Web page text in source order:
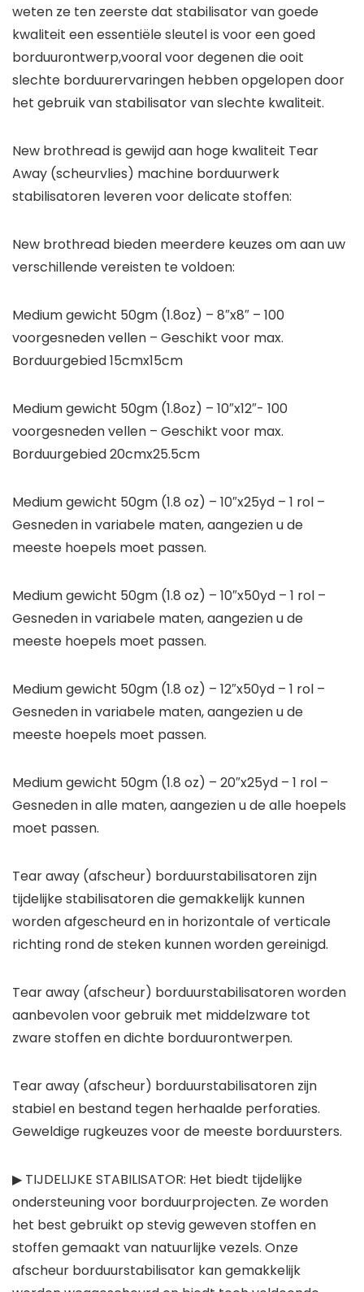
weten ze ten zeerste dat stabilisator van goede
kwaliteit een essentiële sleutel is voor een goed
borduurontwerp,vooral voor degenen die ooit
slechte borduurervaringen hebben opgelopen door
het gebruik van stabilisator van slechte kwaliteit.
New brothread is gewijd aan hoge kwaliteit Tear
Away (scheurvlies) machine borduurwerk
stabilisatoren leveren voor delicate stoffen:
New brothread bieden meerdere keuzes om aan uw
verschillende vereisten te voldoen:
Medium gewicht 50gm (1.8oz) – 8″x8″ – 100
voorgesneden vellen – Geschikt voor max.
Borduurgebied 15cmx15cm
Medium gewicht 50gm (1.8oz) – 10″x12″- 100
voorgesneden vellen – Geschikt voor max.
Borduurgebied 20cmx25.5cm
Medium gewicht 50gm (1.8 oz) – 10″x25yd – 1 rol –
Gesneden in variabele maten, aangezien u de
meeste hoepels moet passen.
Medium gewicht 50gm (1.8 oz) – 10″x50yd – 1 rol –
Gesneden in variabele maten, aangezien u de
meeste hoepels moet passen.
Medium gewicht 50gm (1.8 oz) – 12″x50yd – 1 rol –
Gesneden in variabele maten, aangezien u de
meeste hoepels moet passen.
Medium gewicht 50gm (1.8 oz) – 20″x25yd – 1 rol –
Gesneden in alle maten, aangezien u de alle hoepels
moet passen.
Tear away (afscheur) borduurstabilisatoren zijn
tijdelijke stabilisatoren die gemakkelijk kunnen
worden afgescheurd en in horizontale of verticale
richting rond de steken kunnen worden gereinigd.
Tear away (afscheur) borduurstabilisatoren worden
aanbevolen voor gebruik met middelzware tot
zware stoffen en dichte borduurontwerpen.
Tear away (afscheur) borduurstabilisatoren zijn
stabiel en bestand tegen herhaalde perforaties.
Geweldige rugkeuzes voor de meeste borduursters.
▶ TIJDELIJKE STABILISATOR: Het biedt tijdelijke
ondersteuning voor borduurprojecten. Ze worden
het best gebruikt op stevig geweven stoffen en
stoffen gemaakt van natuurlijke vezels. Onze
afscheur borduurstabilisator kan gemakkelijk